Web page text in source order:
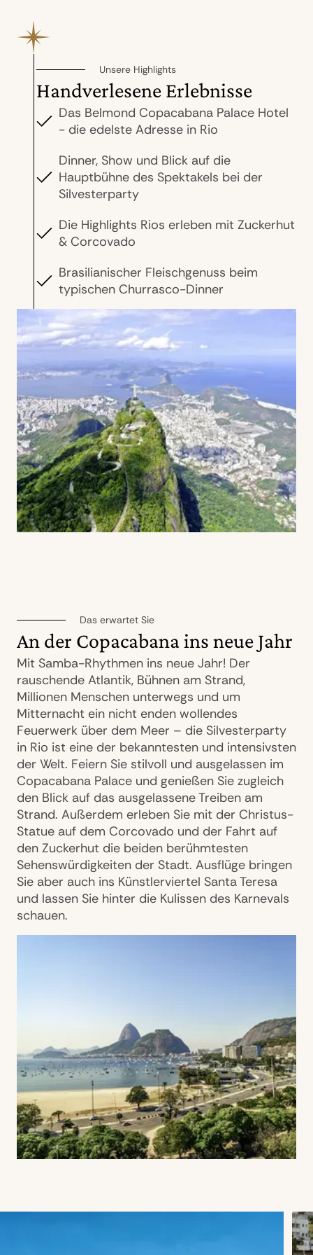
Unsere Highlights
Handverlesene Erlebnisse
Das Belmond Copacabana Palace Hotel
- die edelste Adresse in Rio
Dinner, Show und Blick auf die
Hauptbühne des Spektakels bei der
Silvesterparty
Die Highlights Rios erleben mit Zuckerhut
& Corcovado
Brasilianischer Fleischgenuss beim
typischen Churrasco-Dinner
Das erwartet Sie
An der Copacabana ins neue Jahr
Mit Samba-Rhythmen ins neue Jahr! Der
rauschende Atlantik, Bühnen am Strand,
Millionen Menschen unterwegs und um
Mitternacht ein nicht enden wollendes
Feuerwerk über dem Meer – die Silvesterparty
in Rio ist eine der bekanntesten und intensivsten
der Welt. Feiern Sie stilvoll und ausgelassen im
Copacabana Palace und genießen Sie zugleich
den Blick auf das ausgelassene Treiben am
Strand. Außerdem erleben Sie mit der Christus-
Statue auf dem Corcovado und der Fahrt auf
den Zuckerhut die beiden berühmtesten
Sehenswürdigkeiten der Stadt. Ausflüge bringen
Sie aber auch ins Künstlerviertel Santa Teresa
und lassen Sie hinter die Kulissen des Karnevals
schauen.